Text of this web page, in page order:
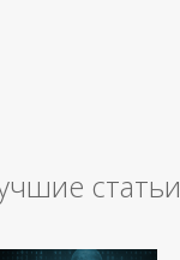
статьи